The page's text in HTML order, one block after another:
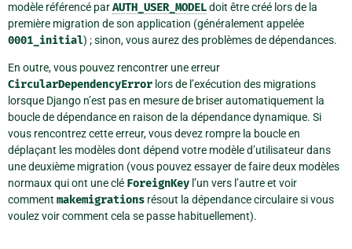
modèle référencé parAUTH_USER_MODELdoit être créé lors de la
première migration de son application (généralement appelée
0001_initial) ; sinon, vous aurez des problèmes de dépendances.
En outre, vous pouvez rencontrer une erreur
CircularDependencyError lors de l’exécution des migrations
lorsque Django n’est pas en mesure de briser automatiquement la
boucle de dépendance en raison de la dépendance dynamique. Si
vous rencontrez cette erreur, vous devez rompre la boucle en
déplaçant les modèles dont dépend votre modèle d’utilisateur dans
une deuxième migration (vous pouvez essayer de faire deux modèles
normaux qui ont une clé ForeignKey l’un vers l’autre et voir
comment makemigrations résout la dépendance circulaire si vous
voulez voir comment cela se passe habituellement).